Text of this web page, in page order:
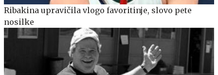
Ribakina upravičila vlogo favoritinje, slovo pete
nosilke